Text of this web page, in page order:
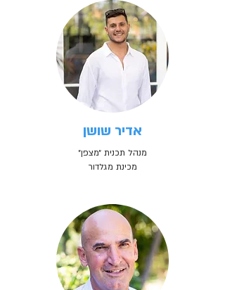
אדיר שושן
מנהל תכנית ״מצפן״
מכינת מגלדור